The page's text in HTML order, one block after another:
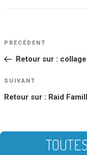
NAVIGATION
DE
Article
PRÉCÉDENT
Retour sur :
Article
SUIVANT
Retour sur : Raid